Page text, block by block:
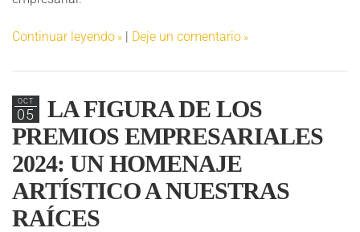
Continuar leyendo | Deje un comentario
OCT
05
LA FIGURA DE LOS
PREMIOS EMPRESARIALES
2024: UN HOMENAJE
ARTÍSTICO A NUESTRAS
RAÍCES